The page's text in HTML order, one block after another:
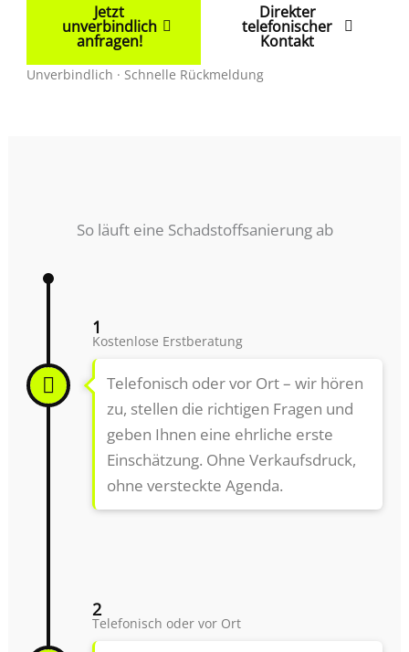
Jetzt
unverbindlich
anfragen!
Direkter
telefonischer
Kontakt
Unverbindlich · Schnelle Rückmeldung
So läuft eine Schadstoffsanierung ab
1
Kostenlose Erstberatung
Telefonisch oder vor Ort – wir hören
zu, stellen die richtigen Fragen und
geben Ihnen eine ehrliche erste
Einschätzung. Ohne Verkaufsdruck,
ohne versteckte Agenda.
2
Telefonisch oder vor Ort